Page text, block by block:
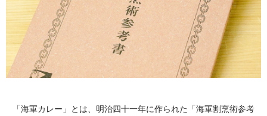
「海軍カレー」とは、明治四十一年に作られた「海軍割烹術参考